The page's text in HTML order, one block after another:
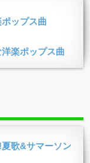
ップス曲
楽ポップス曲
夏歌&サマーソン